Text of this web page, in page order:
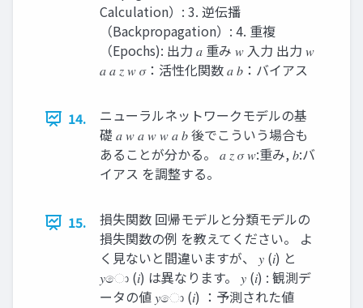
Calculation）: 3. 逆伝播
（Backpropagation）: 4. 重複
（Epochs): 出力 𝑎 重み 𝑤 入力 出力 𝑤
𝑎 𝑎 𝑧 𝑤 𝜎：活性化関数 𝑎 𝑏：バイアス
14.
ニューラルネットワークモデルの基
礎 𝑎 𝑤 𝑎 𝑤 𝑤 𝑎 𝑏 後でこういう場合も
あることが分かる。 𝑎 𝑧 𝜎 𝑤:重み, 𝑏:バ
イアス を調整する。
15.
損失関数 回帰モデルと分類モデルの
損失関数の例 を教えてください。 よ
く見ないと間違いますが、 𝑦 (𝑖) と
𝑦ො (𝑖) は異なります。 𝑦 (𝑖) : 観測デ
ータの値 𝑦ො (𝑖) ：予測された値